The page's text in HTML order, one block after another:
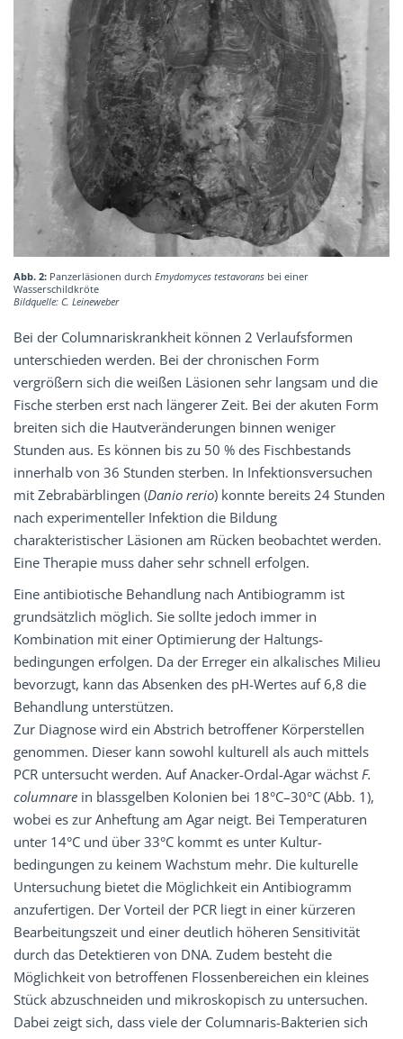
Abb. 2: Panzerläsionen durch Emydomyces testavorans bei einer
Wasserschildkröte
Bildquelle: C. Leineweber
Bei der Columnariskrankheit können 2 Verlaufsformen
unterschieden werden. Bei der chronischen Form
vergrößern sich die weißen Läsionen sehr langsam und die
Fische sterben erst nach längerer Zeit. Bei der akuten Form
breiten sich die Hautveränderungen binnen weniger
Stunden aus. Es können bis zu 50 % des Fischbestands
innerhalb von 36 Stunden sterben. In Infektionsversuchen
mit Zebrabärblingen (Danio rerio) konnte bereits 24 Stunden
nach experimenteller Infektion die Bildung
charakteristischer Läsionen am Rücken ­beobachtet werden.
Eine Therapie muss daher sehr schnell erfolgen.
Eine antibiotische Behandlung nach Antibiogramm ist
grundsätzlich möglich. Sie sollte jedoch immer in
Kombination mit einer Optimierung der Haltungs­
bedingungen erfolgen. Da der Erreger ein alkalisches Milieu
bevorzugt, kann das Absenken des pH-Wertes auf 6,8 die
Behandlung unterstützen.
Zur Diagnose wird ein Abstrich betroffener Körperstellen
genommen. Dieser kann sowohl ­kulturell als auch mittels
PCR untersucht werden. Auf ­Anacker-Ordal-Agar wächst F.
columnare in blassgelben Kolonien bei 18°C–30°C (Abb. 1),
wobei es zur ­Anheftung am Agar neigt. Bei Temperaturen
unter 14°C und über 33°C kommt es unter Kultur­
bedingungen zu keinem Wachstum mehr. Die kulturelle
Untersuchung bietet die Möglichkeit ein Antibiogramm
anzufertigen. Der Vorteil der PCR liegt in einer kürzeren
Bearbeitungszeit und einer deutlich höheren Sensitivität
durch das ­Detektieren von DNA. Zudem besteht die
Möglichkeit von betroffenen Flossenbereichen ein kleines
Stück abzuschneiden und mikroskopisch zu untersuchen.
Dabei zeigt sich, dass viele der Columnaris-­Bakterien sich